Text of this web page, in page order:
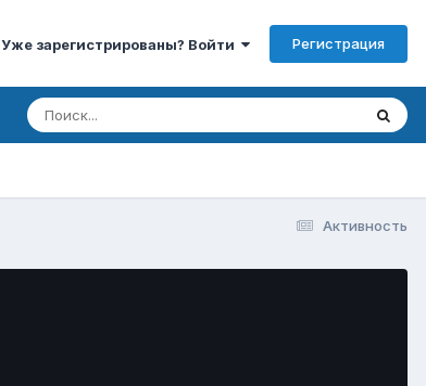
Уже зарегистрированы? Войти Регистрация
Активность